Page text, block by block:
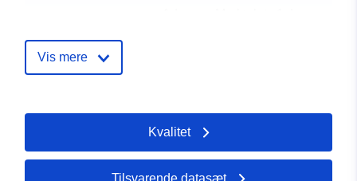
Fortegnelse over
Tilføjet til data.europa.eu: 21
February 2026
Opdateret på data.europa.eu:
04 August 2026
Vis mere
Kvalitet